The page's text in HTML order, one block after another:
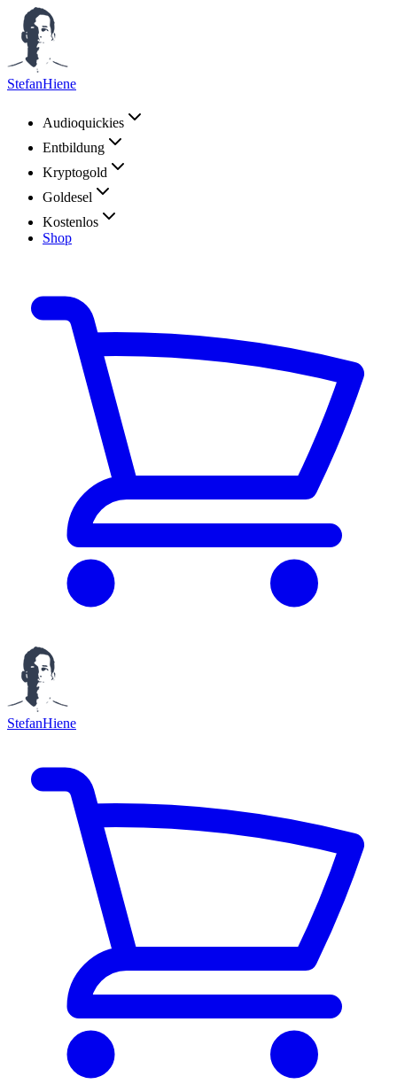
StefanHiene
Audioquickies
Entbildung
Kryptogold
Goldesel
Kostenlos
Shop
StefanHiene